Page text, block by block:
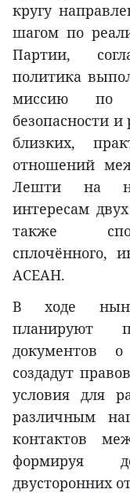
кругу
шагом по
Партии,
политика
миссию по
безопасности
близких,
отношений
Лешти на
интересам
также
сплочённого,
АСЕАН.
В ходе
планируют
документов о
создадут
условия для
различным
контактов
формируя
двусторонних